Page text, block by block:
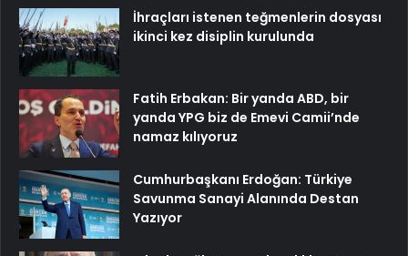
İhraçları istenen teğmenlerin dosyası
ikinci kez disiplin kurulunda
Fatih Erbakan: Bir yanda ABD, bir
yanda YPG biz de Emevi Camii’nde
namaz kılıyoruz
Cumhurbaşkanı Erdoğan: Türkiye
Savunma Sanayi Alanında Destan
Yazıyor